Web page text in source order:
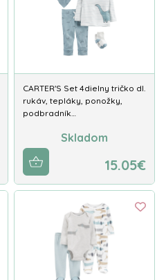
CARTER'S Set 4dielny tričko dl.
rukáv, tepláky, ponožky,
podbradník…
Skladom
15.05€